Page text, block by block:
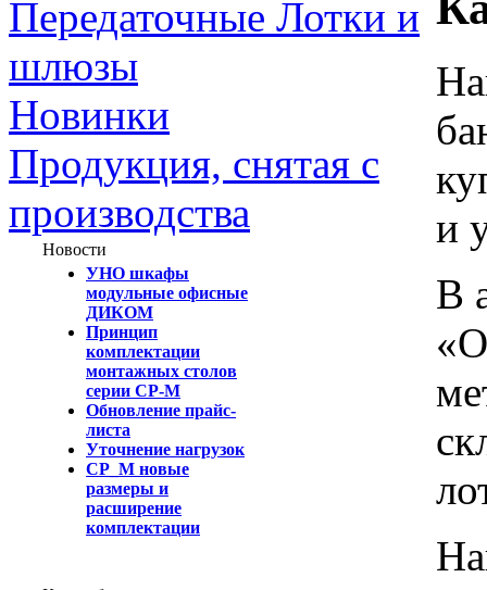
Передаточные Лотки и
шлюзы
Новинки
Продукция, снятая с
производства
Новости
УНО шкафы
модульные офисные
ДИКОМ
Принцип
комплектации
монтажных столов
серии СР-М
Обновление прайс-
листа
Уточнение нагрузок
СР_М новые
размеры и
расширение
комплектации
и
В